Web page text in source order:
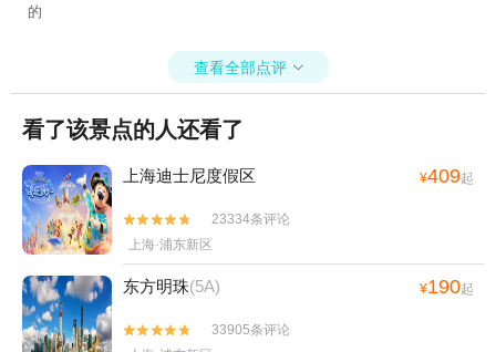
的
查看全部点评 
看了该景点的人还看了
上海迪士尼度假区 ¥409起


23334条评论
上海·浦东新区
东方明珠(5A) ¥190起


33905条评论